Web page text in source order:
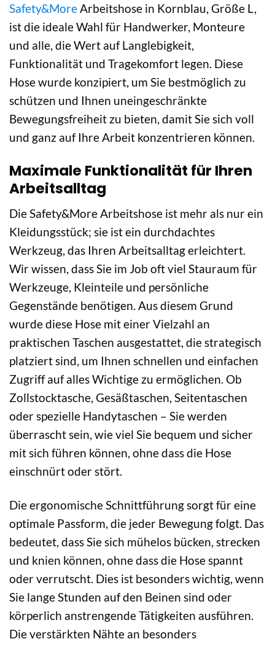
Safety&MoreArbeitshose in Kornblau, Größe L,
ist die ideale Wahl für Handwerker, Monteure
und alle, die Wert auf Langlebigkeit,
Funktionalität und Tragekomfort legen. Diese
Hose wurde konzipiert, um Sie bestmöglich zu
schützen und Ihnen uneingeschränkte
Bewegungsfreiheit zu bieten, damit Sie sich voll
und ganz auf Ihre Arbeit konzentrieren können.
Maximale Funktionalität für Ihren
Arbeitsalltag
Die Safety&More Arbeitshose ist mehr als nur ein
Kleidungsstück; sie ist ein durchdachtes
Werkzeug, das Ihren Arbeitsalltag erleichtert.
Wir wissen, dass Sie im Job oft viel Stauraum für
Werkzeuge, Kleinteile und persönliche
Gegenstände benötigen. Aus diesem Grund
wurde diese Hose mit einer Vielzahl an
praktischen Taschen ausgestattet, die strategisch
platziert sind, um Ihnen schnellen und einfachen
Zugriff auf alles Wichtige zu ermöglichen. Ob
Zollstocktasche, Gesäßtaschen, Seitentaschen
oder spezielle Handytaschen – Sie werden
überrascht sein, wie viel Sie bequem und sicher
mit sich führen können, ohne dass die Hose
einschnürt oder stört.
Die ergonomische Schnittführung sorgt für eine
optimale Passform, die jeder Bewegung folgt. Das
bedeutet, dass Sie sich mühelos bücken, strecken
und knien können, ohne dass die Hose spannt
oder verrutscht. Dies ist besonders wichtig, wenn
Sie lange Stunden auf den Beinen sind oder
körperlich anstrengende Tätigkeiten ausführen.
Die verstärkten Nähte an besonders